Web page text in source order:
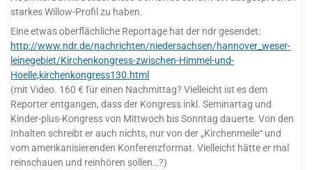
starkes Willow-Profil zu haben.
Eine etwas oberflächliche Reportage hat der ndr gesendet:
http://www.ndr.de/nachrichten/niedersachsen/hannover_weser-
leinegebiet/Kirchenkongress-zwischen-Himmel-und-
Hoelle,kirchenkongress130.html
(mit Video. 160 € für einen Nachmittag? Vielleicht ist es dem
Reporter entgangen, dass der Kongress inkl. Seminartag und
Kinder-plus-Kongress von Mittwoch bis Sonntag dauerte. Von den
Inhalten schreibt er auch nichts, nur von der „Kirchenmeile“ und
vom amerikanisierenden Konferenzformat. Vielleicht hätte er mal
reinschauen und reinhören sollen…?)